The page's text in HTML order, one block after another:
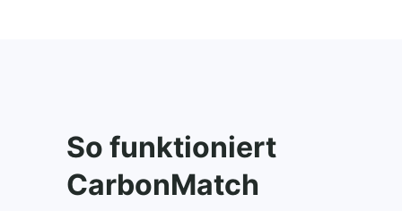
So funktioniert
CarbonMatch